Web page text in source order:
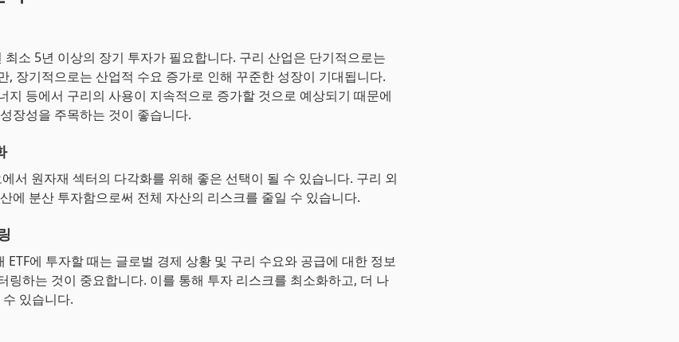
최소 5년 이상의 장기 투자가 필요합니다. 구리 산업은 단기적으로는
, 장기적으로는 산업적 수요 증가로 인해 꾸준한 성장이 기대됩니다.
지 등에서 구리의 사용이 지속적으로 증가할 것으로 예상되기 때문에
장성을 주목하는 것이 좋습니다.
서 원자재 섹터의 다각화를 위해 좋은 선택이 될 수 있습니다. 구리 외
에 분산 투자함으로써 전체 자산의 리스크를 줄일 수 있습니다.
ETF에 투자할 때는 글로벌 경제 상황 및 구리 수요와 공급에 대한 정보
링하는 것이 중요합니다. 이를 통해 투자 리스크를 최소화하고, 더 나
있습니다.